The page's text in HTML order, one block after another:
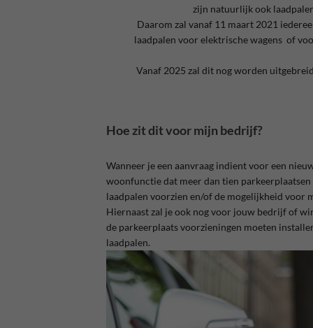
zijn natuurlijk ook
Daarom zal vanaf 11 maart 2021
laadpalen voor elektrische wagens of
Vanaf 2025 zal dit nog worden
Hoe zit dit voor mijn bedrijf?
Wanneer je een aanvraag indient voor een
woonfunctie dat meer dan tien
laadpalen voorzien en/of de mogelijkheid voor
Hiernaast zal je ook nog voor jouw bedrijf of
de parkeerplaats voorzieningen moeten
laadpalen.